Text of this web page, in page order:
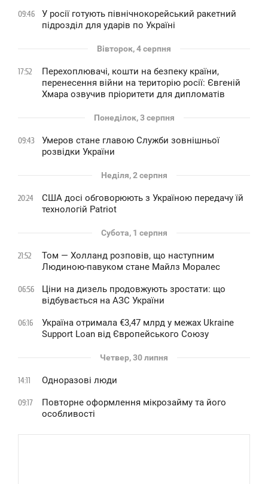
09:46
У росії готують північнокорейський ракетний
підрозділ для ударів по Україні
Вівторок, 4 серпня
17:52
Перехоплювачі, кошти на безпеку країни,
перенесення війни на територію росії: Євгеній
Хмара озвучив пріоритети для дипломатів
Понеділок, 3 серпня
09:43
Умеров стане главою Служби зовнішньої
розвідки України
Неділя, 2 серпня
20:24
США досі обговорюють з Україною передачу їй
технологій Patriot
Субота, 1 серпня
21:52
Том — Холланд розповів, що наступним
Людиною-павуком стане Майлз Моралес
06:56
Ціни на дизель продовжують зростати: що
відбувається на АЗС України
06:16
Україна отримала €3,47 млрд у межах Ukraine
Support Loan від Європейського Союзу
Четвер, 30 липня
14:11 Одноразові люди
09:17
Повторне оформлення мікрозайму та його
особливості